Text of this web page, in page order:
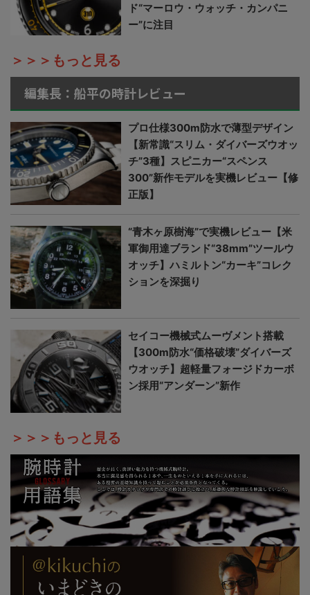
ド“マーロウ・ウォッチ・カンパニ
ー”に注目
＞＞＞もっと見る
編集長：船平の時計レビュー
プロ仕様300m防水で薄型デザイン
【新常識“スリム・ダイバーズウオッ
チ”3種】スピニカー“スペンス
300”新作モデルを実機レビュー【修
正版】
“青木ヶ原樹海”で実機レビュー【米
軍御用達ブランド“38mm”ツールウ
オッチ】ハミルトン“カーキ”コレク
ションを深掘り
セイコー機械式ムーヴメント搭載
【300m防水“価格破壊”ダイバーズ
ウオッチ】超軽量フォージドカーボ
ン採用“アンダーン”新作
＞＞＞もっと見る